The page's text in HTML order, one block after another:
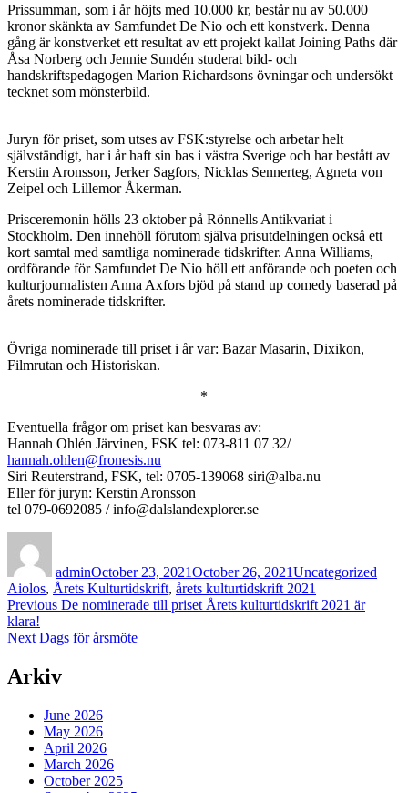
Prissumman, som i år höjts med 10.000 kr, består nu av 50.000
kronor skänkta av Samfundet De Nio och ett konstverk. Denna
gång är konstverket ett resultat av ett projekt kallat Joining Paths där
Åsa Norberg och Jennie Sundén studerat bild- och
handskriftspedagogen Marion Richardsons övningar och undersökt
tecknet som mönsterbild.
Juryn för priset, som utses av FSK:styrelse och arbetar helt
självständigt, har i år haft sin bas i västra Sverige och har bestått av
Kerstin Aronsson, Jerker Sagfors, Nicklas Sennerteg, Agneta von
Zeipel och Lillemor Åkerman.
Prisceremonin hölls 23 oktober på Rönnells Antikvariat i
Stockholm. Den innehöll förutom själva prisutdelningen också ett
kort samtal med samtliga nominerade tidskrifter. Anna Williams,
ordförande för Samfundet De Nio höll ett anförande och poeten och
kulturjournalisten Anna Axfors bjöd på stand up comedy baserad på
årets nominerade tidskrifter.
Övriga nominerade till priset i år var: Bazar Masarin, Dixikon,
Filmrutan och Historiskan.
*
Eventuella frågor om priset kan besvaras av:
Hannah Ohlén Järvinen, FSK tel: 073-811 07 32/
hannah.ohlen@fronesis.nu
Siri Reuterstrand, FSK, tel: 0705-139068 siri@alba.nu
Eller för juryn: Kerstin Aronsson
tel 079-0692085 / info@dalslandexplorer.se
adminOctober 23, 2021October 26, 2021Uncategorized
Aiolos, Årets Kulturtidskrift, årets kulturtidskrift 2021
Post
navigation
Previous Previous
De nominerade till priset Årets kulturtidskrift 2021 är
klara!
Next Next
Dags för årsmöte
Arkiv
June 2026
May 2026
April 2026
March 2026
October 2025